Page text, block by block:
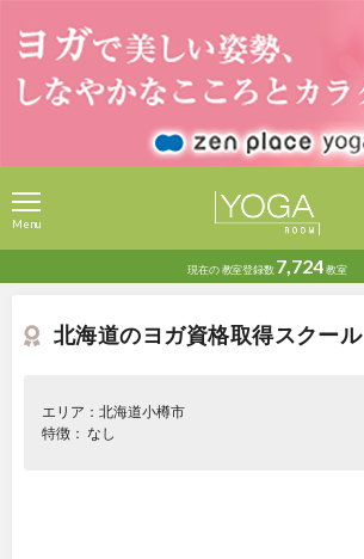
現在の教室登録数 7,724教室
Menu
北海道のヨガ資格取得スクール
エリア：北海道小樽市
特徴： なし